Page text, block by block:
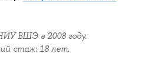
ВШЭ в 2008 году.
стаж: 18 лет.